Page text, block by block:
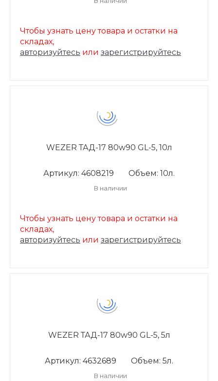
Чтобы узнать цену товара и остатки на
складах,
авторизуйтесь или зарегистрируйтесь
WEZER ТАД-17 80w90 GL-5, 10л
Артикул: 4608219 Объем: 10л.
В наличии
Чтобы узнать цену товара и остатки на
складах,
авторизуйтесь или зарегистрируйтесь
WEZER ТАД-17 80w90 GL-5, 5л
Артикул: 4632689 Объем: 5л.
В наличии